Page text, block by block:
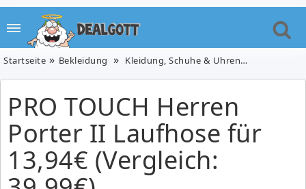
Startseite Bekleidung Kleidung, Schuhe & Uhren
PRO TOUCH Herren
Porter II Laufhose für
13,94€ (Vergleich: